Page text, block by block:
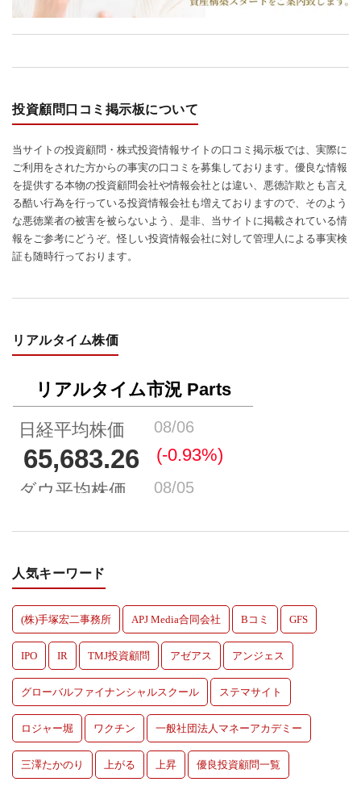
投資顧問口コミ掲示板について
当サイトの投資顧問・株式投資情報サイトの口コミ掲示板では、実際に
ご利用をされた方からの事実の口コミを募集しております。優良な情報
を提供する本物の投資顧問会社や情報会社とは違い、悪徳詐欺とも言え
る酷い行為を行っている投資情報会社も増えておりますので、そのよう
な悪徳業者の被害を被らないよう、是非、当サイトに掲載されている情
報をご参考にどうぞ。怪しい投資情報会社に対して管理人による事実検
証も随時行っております。
リアルタイム株価
人気キーワード
(株)手塚宏二事務所 APJ Media合同会社 Bコミ GFS
IPO IR TMJ投資顧問 アゼアス アンジェス
グローバルファイナンシャルスクール ステマサイト
ロジャー堀 ワクチン 一般社団法人マネーアカデミー
三澤たかのり 上がる 上昇 優良投資顧問一覧